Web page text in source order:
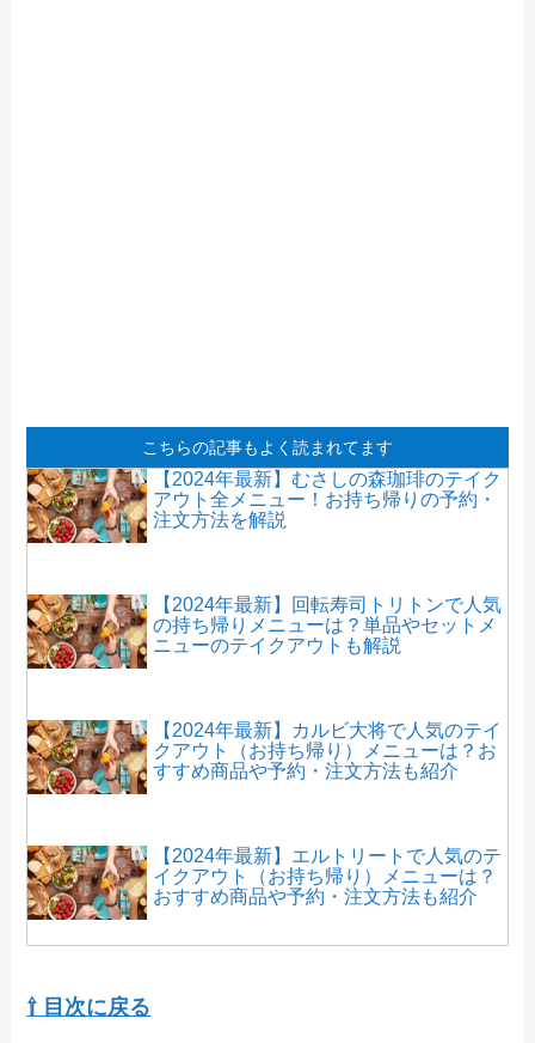
こちらの記事もよく読まれてます
【2024年最新】むさしの森珈琲のテイク
アウト全メニュー！お持ち帰りの予約・
注文方法を解説
【2024年最新】回転寿司トリトンで人気
の持ち帰りメニューは？単品やセットメ
ニューのテイクアウトも解説
【2024年最新】カルビ大将で人気のテイ
クアウト（お持ち帰り）メニューは？お
すすめ商品や予約・注文方法も紹介
【2024年最新】エルトリートで人気のテ
イクアウト（お持ち帰り）メニューは？
おすすめ商品や予約・注文方法も紹介
⇧ 目次に戻る